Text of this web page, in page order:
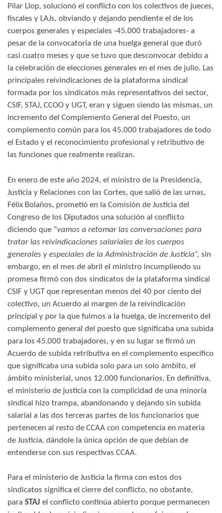
Pilar Llop, solucionó el conflicto con los colectivos de jueces,
fiscales y LAJs, obviando y dejando pendiente el de los
cuerpos generales y especiales -45.000 trabajadores- a
pesar de la convocatoria de una huelga general que duró
casi cuatro meses y que se tuvo que desconvocar debido a
la celebración de elecciones generales en el mes de julio. Las
principales reivindicaciones de la plataforma sindical
formada por los sindicatos más representativos del sector,
CSIF, STAJ, CCOO y UGT, eran y siguen siendo las mismas, un
incremento del Complemento General del Puesto, un
complemento común para los 45.000 trabajadores de todo
el Estado y el reconocimiento profesional y retributivo de
las funciones que realmente realizan.
En enero de este año 2024, el ministro de la Presidencia,
Justicia y Relaciones con las Cortes, que salió de las urnas,
Félix Bolaños, prometió en la Comisión de Justicia del
Congreso de los Diputados una solución al conflicto
diciendo que “vamos a retomar las conversaciones para
tratar las reivindicaciones salariales de los cuerpos
generales y especiales de la Administración de Justicia”, sin
embargo, en el mes de abril el ministro incumpliendo su
promesa firmó con dos sindicatos de la plataforma sindical
CSIF y UGT que representan menos del 40 por ciento del
colectivo, un Acuerdo al margen de la reivindicación
principal y por la que fuimos a la huelga, de incremento del
complemento general del puesto que significaba una subida
para los 45.000 trabajadores, y en su lugar se firmó un
Acuerdo de subida retributiva en el complemento específico
que significaba una subida solo para un solo ámbito, el
ámbito ministerial, unos 12.000 funcionarios. En definitiva,
el ministerio de justicia con la complicidad de una minoría
sindical hizo trampa, abandonando y dejando sin subida
salarial a las dos terceras partes de los funcionarios que
pertenecen al resto de CCAA con competencia en materia
de Justicia, dándole la única opción de que debían de
entenderse con sus respectivas CCAA.
Para el ministerio de Justicia la firma con estos dos
sindicatos significa el cierre del conflicto, no obstante,
para STAJ el conflicto continúa abierto porque permanecen